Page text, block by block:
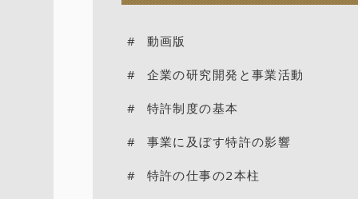
動画版
企業の研究開発と事業活動
特許制度の基本
事業に及ぼす特許の影響
特許の仕事の2本柱